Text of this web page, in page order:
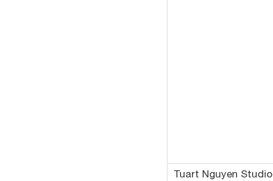
Tuart Nguyen Studio